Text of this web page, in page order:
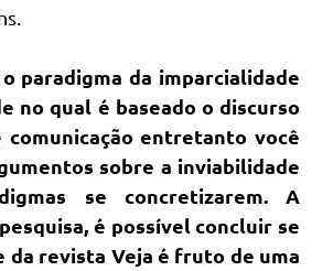
paradigma da imparcialidade
no qual é baseado o discurso
comunicação entretanto você
sobre a inviabilidade
se concretizarem. A
é possível concluir se
da revista Veja é fruto de uma